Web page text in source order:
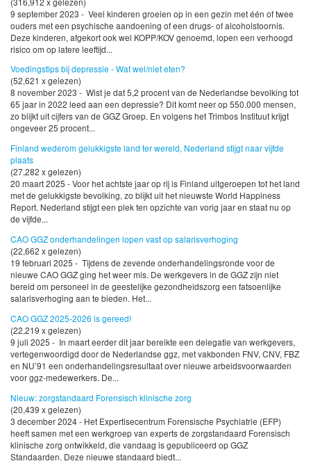
9 september 2023 - Veel kinderen groeien op in een gezin met één of twee
ouders met een psychische aandoening of een drugs- of alcoholstoornis.
Deze kinderen, afgekort ook wel KOPP/KOV genoemd, lopen een verhoogd
risico om op latere leeftijd...
Voedingstips bij depressie - Wat wel/niet eten?
(52,621 x gelezen)
8 november 2023 - Wist je dat 5,2 procent van de Nederlandse bevolking tot
65 jaar in 2022 leed aan een depressie? Dit komt neer op 550.000 mensen,
zo blijkt uit cijfers van de GGZ Groep. En volgens het Trimbos Instituut krijgt
ongeveer 25 procent...
Finland wederom gelukkigste land ter wereld, Nederland stijgt naar vijfde
plaats
(27,282 x gelezen)
20 maart 2025 - Voor het achtste jaar op rij is Finland uitgeroepen tot het land
met de gelukkigste bevolking, zo blijkt uit het nieuwste World Happiness
Report. Nederland stijgt een plek ten opzichte van vorig jaar en staat nu op
de vijfde...
CAO GGZ onderhandelingen lopen vast op salarisverhoging
(22,662 x gelezen)
19 februari 2025 - Tijdens de zevende onderhandelingsronde voor de
nieuwe CAO GGZ ging het weer mis. De werkgevers in de GGZ zijn niet
bereid om personeel in de geestelijke gezondheidszorg een fatsoenlijke
salarisverhoging aan te bieden. Het...
CAO GGZ 2025-2026 is gereed!
(22,219 x gelezen)
9 juli 2025 - In maart eerder dit jaar bereikte een delegatie van werkgevers,
vertegenwoordigd door de Nederlandse ggz, met vakbonden FNV, CNV, FBZ
en NU’91 een onderhandelingsresultaat over nieuwe arbeidsvoorwaarden
voor ggz-medewerkers. De...
Nieuw: zorgstandaard Forensisch klinische zorg
(20,439 x gelezen)
3 december 2024 - Het Expertisecentrum Forensische Psychiatrie (EFP)
heeft samen met een werkgroep van experts de zorgstandaard Forensisch
klinische zorg ontwikkeld, die vandaag is gepubliceerd op GGZ
Standaarden. Deze nieuwe standaard biedt...